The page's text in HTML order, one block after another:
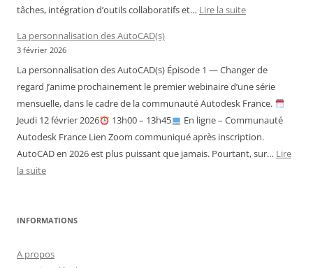
tâches, intégration d’outils collaboratifs et… Lire la suite:
d’AutoCAD
La personnalisation des AutoCAD(s)
3 février 2026
La personnalisation des AutoCAD(s) Épisode 1 — Changer de
regard J’anime prochainement le premier webinaire d’une série
mensuelle, dans le cadre de la communauté Autodesk France.
Jeudi 12 février 2026
13h00 – 13h45
En ligne – Communauté
Autodesk France Lien Zoom communiqué après inscription.
AutoCAD en 2026 est plus puissant que jamais. Pourtant, sur… Lire
la suite:
des
INFORMATIONS
A propos